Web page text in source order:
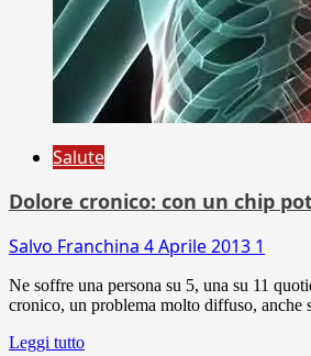
Salute
Dolore cronico: con un chip
Salvo Franchina 4 Aprile 2013 1
Ne soffre una persona su 5, una su 11
cronico, un problema molto diffuso, anche
Leggi tutto